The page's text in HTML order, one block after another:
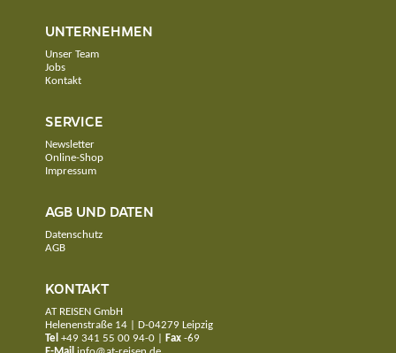
UNTERNEHMEN
Unser Team
Jobs
Kontakt
SERVICE
Newsletter
Online-Shop
Impressum
AGB UND DATEN
Datenschutz
AGB
KONTAKT
AT REISEN GmbH
Helenenstraße 14 | D-04279 Leipzig
Tel +49 341 55 00 94-0 Fax -69